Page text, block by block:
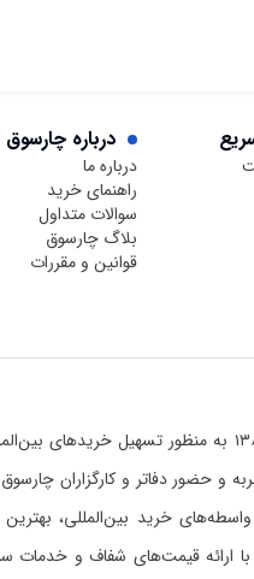
درباره چارسوق
درباره ما
راهنمای خرید
سوالات متداول
بلاگ چارسوق
قوانین و مقررات
چارسوق از سال ۱۳۸۷ به منظور تسهیل
سال تجربه و حضور دفاتر و کارگزاران
خرید بین‌المللی،
ارائه قیمت‌های شفاف و خدمات